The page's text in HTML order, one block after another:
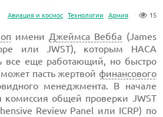
Авиация и космос Технологии Армия 15
имени Джеймса Вебба (James
или JWST), которым НАСА
все еще работающий, но быстро
пасть жертвой финансового
менеджмента. В начале
комиссия общей проверки JWST
Review Panel или ICRP) по